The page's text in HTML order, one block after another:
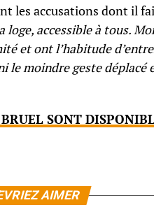
les accusations dont il
accessible à tous.
et ont l’habitude
le moindre geste déplacé
SONT
AIMER